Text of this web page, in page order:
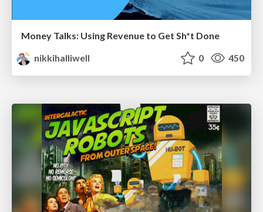
Money Talks: Using Revenue to Get Sh*t Done
nikkihalliwell
0 450